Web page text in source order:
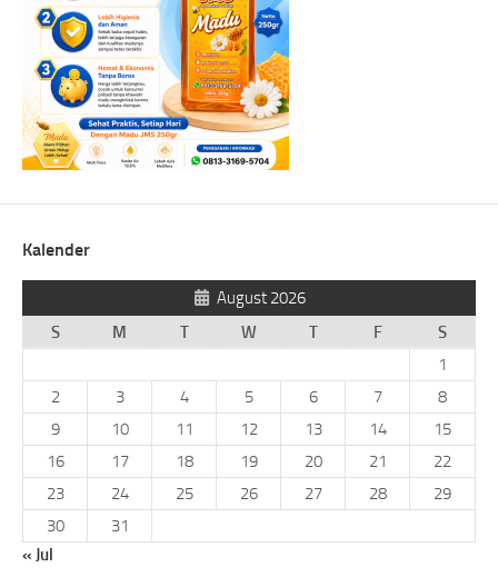
Kalender
August 2026
S
M T W T F
S
1
2
3 4 5 6 7
8
9
10 11 12 13 14
15
16
17 18 19 20 21
22
23
24 25 26 27 28
29
30
31
« Jul